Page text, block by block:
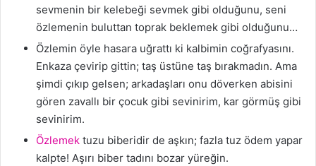
sevmenin bir kelebeği sevmek gibi olduğunu, seni
özlemenin buluttan toprak beklemek gibi olduğunu…
Özlemin öyle hasara uğrattı ki kalbimin coğrafyasını.
Enkaza çevirip gittin; taş üstüne taş bırakmadın. Ama
şimdi çıkıp gelsen; arkadaşları onu döverken abisini
gören zavallı bir çocuk gibi sevinirim, kar görmüş gibi
sevinirim.
Özlemek tuzu biberidir de aşkın; fazla tuz ödem yapar
kalpte! Aşırı biber tadını bozar yüreğin.